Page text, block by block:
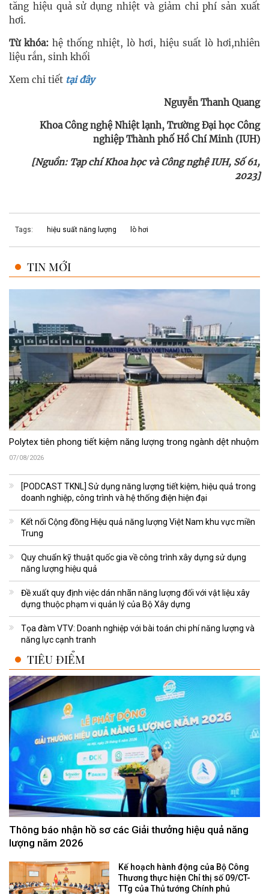
tăng hiệu quả sử dụng nhiệt và giảm chi phí sản xuất
hơi.
Từ khóa: hệ thống nhiệt, lò hơi, hiệu suất lò hơi,nhiên
liệu rắn, sinh khối
Xem chi tiết tại đây
Nguyễn Thanh Quang
Khoa Công nghệ Nhiệt lạnh, Trường Đại học Công
nghiệp Thành phố Hồ Chí Minh (IUH)
[Nguồn: Tạp chí Khoa học và Công nghệ IUH, Số 61,
2023]
Tags: hiệu suất năng lượng lò hơi
TIN MỚI
Polytex tiên phong tiết kiệm năng lượng trong ngành dệt nhuộm
07/08/2026
[PODCAST TKNL] Sử dụng năng lượng tiết kiệm, hiệu quả trong
doanh nghiệp, công trình và hệ thống điện hiện đại
Kết nối Cộng đồng Hiệu quả năng lượng Việt Nam khu vực miền
Trung
Quy chuẩn kỹ thuật quốc gia về công trình xây dựng sử dụng
năng lượng hiệu quả
Đề xuất quy định việc dán nhãn năng lượng đối với vật liệu xây
dựng thuộc phạm vi quản lý của Bộ Xây dựng
Tọa đàm VTV: Doanh nghiệp với bài toán chi phí năng lượng và
năng lực cạnh tranh
TIÊU ĐIỂM
Thông báo nhận hồ sơ các Giải thưởng hiệu quả năng
lượng năm 2026
Kế hoạch hành động của Bộ Công
Thương thực hiện Chỉ thị số 09/CT-
TTg của Thủ tướng Chính phủ